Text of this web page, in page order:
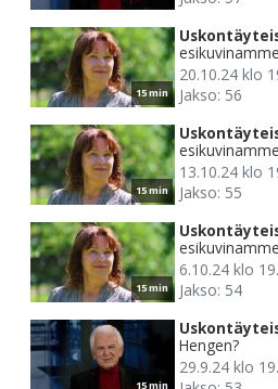
15 min
20.10.24 klo
Jakso: 56
15 min
13.10.24 klo
Jakso: 55
15 min
6.10.24 klo
Jakso: 54
15 min
Hengen?
29.9.24 klo